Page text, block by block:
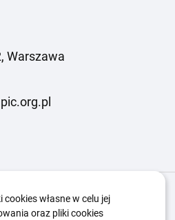
Warszawa
O nas
własne w celu jej
oraz pliki cookies